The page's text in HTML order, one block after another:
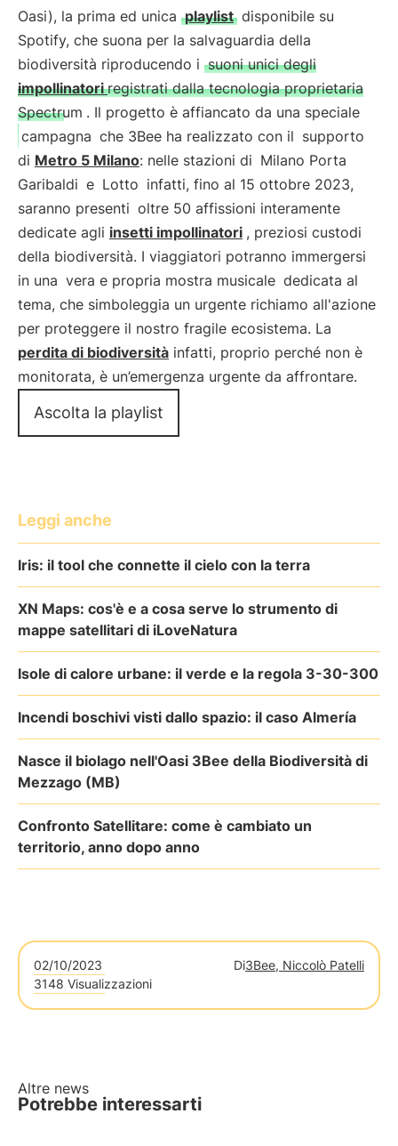
Oasi), la prima ed unica playlist disponibile su
Spotify, che suona per la salvaguardia della
biodiversità riproducendo i suoni unici degli
impollinatoriregistrati dalla tecnologia proprietaria
Spectrum . Il progetto è affiancato da una speciale
campagna che 3Bee ha realizzato con il supporto
di Metro 5 Milano: nelle stazioni di Milano Porta
Garibaldi e Lotto infatti, fino al 15 ottobre 2023,
saranno presenti oltre 50 affissioni interamente
dedicate agli insetti impollinatori , preziosi custodi
della biodiversità. I viaggiatori potranno immergersi
in una vera e propria mostra musicale dedicata al
tema, che simboleggia un urgente richiamo all'azione
per proteggere il nostro fragile ecosistema. La
perdita di biodiversità infatti, proprio perché non è
monitorata, è un’emergenza urgente da affrontare.
Ascolta la playlist
Leggi anche
Iris: il tool che connette il cielo con la terra
XN Maps: cos'è e a cosa serve lo strumento di
mappe satellitari di iLoveNatura
Isole di calore urbane: il verde e la regola 3-30-300
Incendi boschivi visti dallo spazio: il caso Almería
Nasce il biolago nell'Oasi 3Bee della Biodiversità di
Mezzago (MB)
Confronto Satellitare: come è cambiato un
territorio, anno dopo anno
02/10/2023 Di3Bee, Niccolò Patelli
3148 Visualizzazioni
Altre news
Potrebbe interessarti